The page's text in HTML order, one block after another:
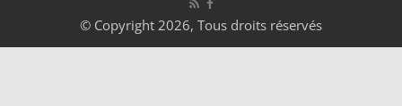
© Copyright 2026, Tous droits réservés